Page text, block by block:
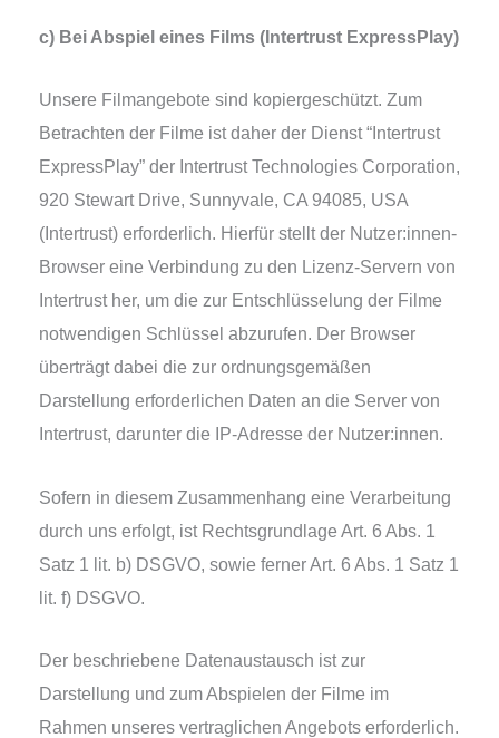
c) Bei Abspiel eines Films (Intertrust ExpressPlay)
Unsere Filmangebote sind kopier­ge­schützt. Zum
Betrachten der Filme ist daher der Dienst “Intertrust
ExpressPlay” der Intertrust Technologies Corporation,
920 Stewart Drive, Sunnyvale, CA 94085, USA
(Intertrust) erfor­der­lich. Hierfür stellt der Nutzer:innen-
Browser eine Verbindung zu den Lizenz-Servern von
Intertrust her, um die zur Entschlüsselung der Filme
not­wen­di­gen Schlüssel abzu­ru­fen. Der Browser
über­trägt dabei die zur ord­nungs­ge­mä­ßen
Darstellung erfor­der­li­chen Daten an die Server von
Intertrust, dar­un­ter die IP-Adresse der Nutzer:innen.
Sofern in die­sem Zusammenhang eine Verarbeitung
durch uns erfolgt, ist Rechtsgrundlage Art. 6 Abs. 1
Satz 1 lit. b) DSGVO, sowie fer­ner Art. 6 Abs. 1 Satz 1
lit. f) DSGVO.
Der beschrie­be­ne Datenaustausch ist zur
Darstellung und zum Abspielen der Filme im
Rahmen unse­res ver­trag­li­chen Angebots erfor­der­lich.